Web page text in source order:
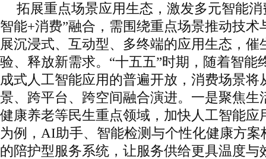
拓展重点场景应用生态，激发多元智能
智能+消费”融合，需围绕重点场景推动技术
展沉浸式、互动型、多终端的应用生态，催
验、释放新需求。“十五五”时期，随着智能
成式人工智能应用的普遍开放，消费场景将
景、跨平台、跨空间融合演进。一是聚焦生
健康养老等民生重点领域，加快人工智能应
为例，AI助手、智能检测与个性化健康方案
的陪护型服务系统，让服务供给更具温度与